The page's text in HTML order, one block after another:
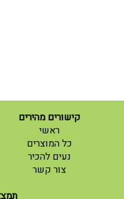
קישורים מהירים
ראשי
(current)
כל המוצרים
נעים להכיר
צור קשר
(current)